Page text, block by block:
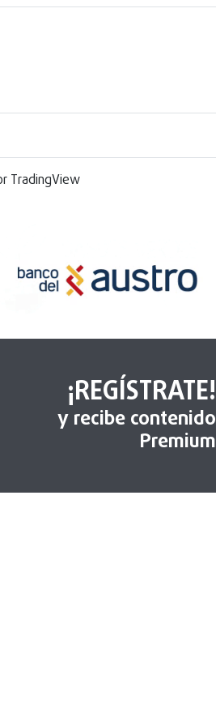
TradingView
¡REGÍSTRATE!
y recibe contenido
Premium